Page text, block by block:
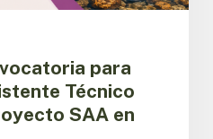
para
Técnico
SAA en